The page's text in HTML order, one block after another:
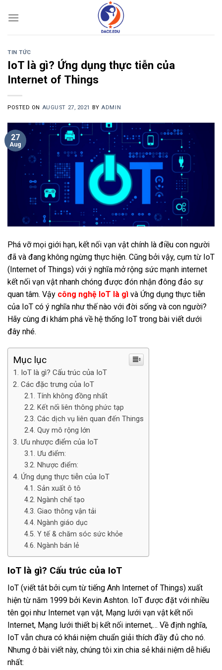
TIN TỨC
IoT là gì? Ứng dụng thực tiễn của
Internet of Things
POSTED ON AUGUST 27, 2021 BY ADMIN
27
Aug
Phá vỡ mọi giới hạn, kết nối vạn vật chính là điều con người
đã và đang không ngừng thực hiện. Cũng bởi vậy, cụm từ IoT
(Internet of Things) với ý nghĩa mở rộng sức mạnh internet
kết nối vạn vật nhanh chóng được đón nhận đông đảo sự
quan tâm. Vậy công nghệ IoT là gì và Ứng dụng thực tiễn
của IoT có ý nghĩa như thế nào với đời sống và con người?
Hãy cùng đi khám phá về hệ thống IoT trong bài viết dưới
đây nhé.
Mục lục
IoT là gì? Cấu trúc của IoT
Các đặc trưng của IoT
Tính không đồng nhất
Kết nối liên thông phức tạp
Các dịch vụ liên quan đến Things
Quy mô rộng lớn
Ưu nhược điểm của IoT
Ưu điểm:
Nhược điểm:
Ứng dụng thực tiễn của IoT
Sản xuất ô tô
Ngành chế tạo
Giao thông vận tải
Ngành giáo dục
Y tế & chăm sóc sức khỏe
Ngành bán lẻ
IoT là gì? Cấu trúc của IoT
IoT (viết tắt bởi cụm từ tiếng Anh Internet of Things) xuất
hiện từ năm 1999 bởi Kevin Ashton. IoT được đặt với nhiều
tên gọi như Internet vạn vật, Mạng lưới vạn vật kết nối
Internet, Mạng lưới thiết bị kết nối internet,… Về định nghĩa,
IoT vẫn chưa có khái niệm chuẩn giải thích đầy đủ cho nó.
Nhưng ở bài viết này, chúng tôi xin chia sẻ khái niệm dễ hiểu
nhất: